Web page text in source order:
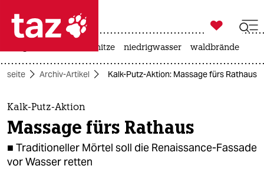
 taz zahl ich
taz zahl ich
themen
politik
öko

taz zahl ich
hitze niedrigwasser waldbrände
Archiv-Artikel Kalk-Putz-Aktion: Massage fürs Rathaus
Kalk-Putz-Aktion
Massage fürs Rathaus
■ Traditioneller Mörtel soll die Renaissance-Fassade
vor Wasser retten